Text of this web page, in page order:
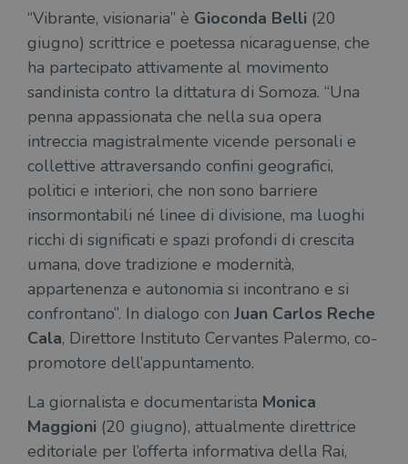
“Vibrante, visionaria” è Gioconda Belli (20
giugno) scrittrice e poetessa nicaraguense, che
ha partecipato attivamente al movimento
sandinista contro la dittatura di Somoza. “Una
penna appassionata che nella sua opera
intreccia magistralmente vicende personali e
collettive attraversando confini geografici,
politici e interiori, che non sono barriere
insormontabili né linee di divisione, ma luoghi
ricchi di significati e spazi profondi di crescita
umana, dove tradizione e modernità,
appartenenza e autonomia si incontrano e si
confrontano”. In dialogo con Juan Carlos Reche
Cala, Direttore Instituto Cervantes Palermo, co-
promotore dell’appuntamento.
La giornalista e documentarista Monica
Maggioni (20 giugno), attualmente direttrice
editoriale per l’offerta informativa della Rai,